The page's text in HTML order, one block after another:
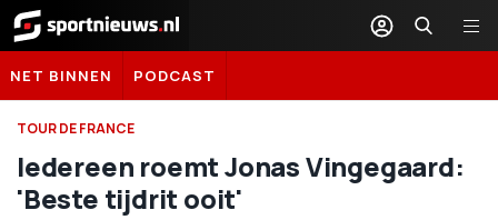
Sportnieuws.nl
NET BINNEN PODCAST
TOUR DE FRANCE
Iedereen roemt Jonas Vingegaard:
'Beste tijdrit ooit'